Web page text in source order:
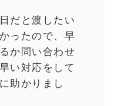
だと渡したい
ったので、早
か問い合わせ
い対応をして
助かりまし